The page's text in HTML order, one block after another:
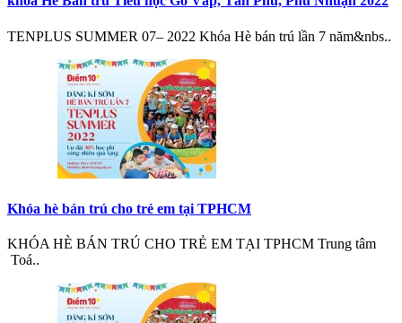
TENPLUS SUMMER 07– 2022 Khóa Hè bán trú lần 7 năm&nbs..
Khóa hè bán trú cho trẻ em tại TPHCM
KHÓA HÈ BÁN TRÚ CHO TRẺ EM TẠI TPHCM Trung tâm
Toá..